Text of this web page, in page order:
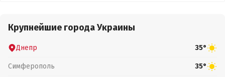
Крупнейшие города Украины
Днепр 35°
Симферополь 35°